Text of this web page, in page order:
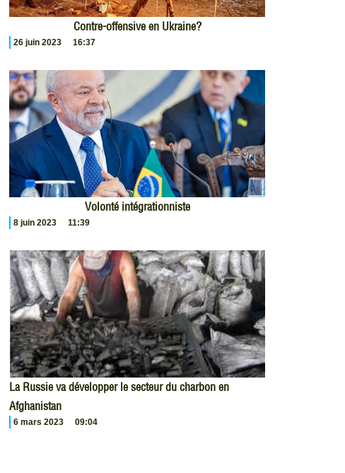
Contre-offensive en Ukraine?
26 juin 2023 16:37
Volonté intégrationniste
8 juin 2023 11:39
La Russie va développer le secteur du charbon en
Afghanistan
6 mars 2023 09:04